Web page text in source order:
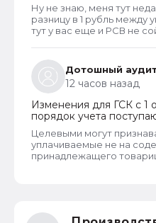
Ну не знаю, меня тут
разницу в 1 рубль
тут у вас еще и РСВ не
Дотошный
12 часов назад
Изменения для ГСК с 1
порядок учета
расчетных счетов и
бухгалтерского ПО
Целевыми могут
уплачиваемые не на
принадлежащего
собственников. Пример